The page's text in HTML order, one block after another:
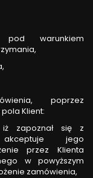
warunkiem
poprzez
Klient:
iż zapoznał się z
jego
przez Klienta
w powyższym
zamówienia,